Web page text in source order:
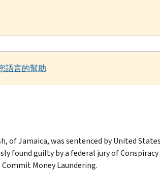
語言的幫助.
of Jamaica, was sentenced by United
found guilty by a federal jury of
Commit Money Laundering.